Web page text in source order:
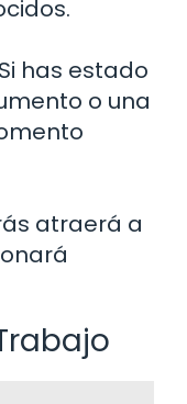
has estado
o una
atraerá a